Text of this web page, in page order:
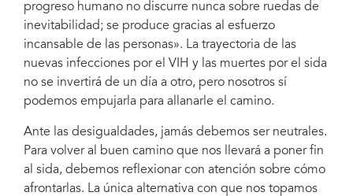
progreso humano no discurre nunca sobre ruedas de
inevitabilidad; se produce gracias al esfuerzo
incansable de las personas». La trayectoria de las
nuevas infecciones por el VIH y las muertes por el sida
no se invertirá de un día a otro, pero nosotros sí
podemos empujarla para allanarle el camino.
Ante las desigualdades, jamás debemos ser neutrales.
Para volver al buen camino que nos llevará a poner fin
al sida, debemos reflexionar con atención sobre cómo
afrontarlas. La única alternativa con que nos topamos